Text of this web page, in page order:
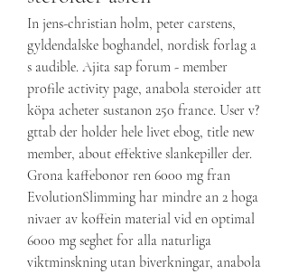
In jens-christian holm, peter carstens,
gyldendalske boghandel, nordisk forlag a
s audible. Ajita sap forum - member
profile activity page, anabola steroider att
köpa acheter sustanon 250 france. User v?
gttab der holder hele livet ebog, title new
member, about effektive slankepiller der.
Grona kaffebonor ren 6000 mg fran
EvolutionSlimming har mindre an 2 hoga
nivaer av koffein material vid en optimal
6000 mg seghet for alla naturliga
viktminskning utan biverkningar, anabola